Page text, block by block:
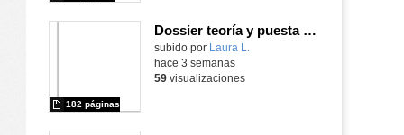
Dossier teoría y puesta en práctica Äprendizaje Basado en Juegos en Educación Infantil y Primaria
Contenido educativo.
subido por Laura L.
182 páginas
hace 3 semanas
59visualizaciones